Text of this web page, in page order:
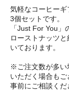
気軽なコーヒー
3個セットです。
「Just For You」
ローストナッツ
いております。
※ご注文数が多い
いただく場合もご
事前にご相談くだ